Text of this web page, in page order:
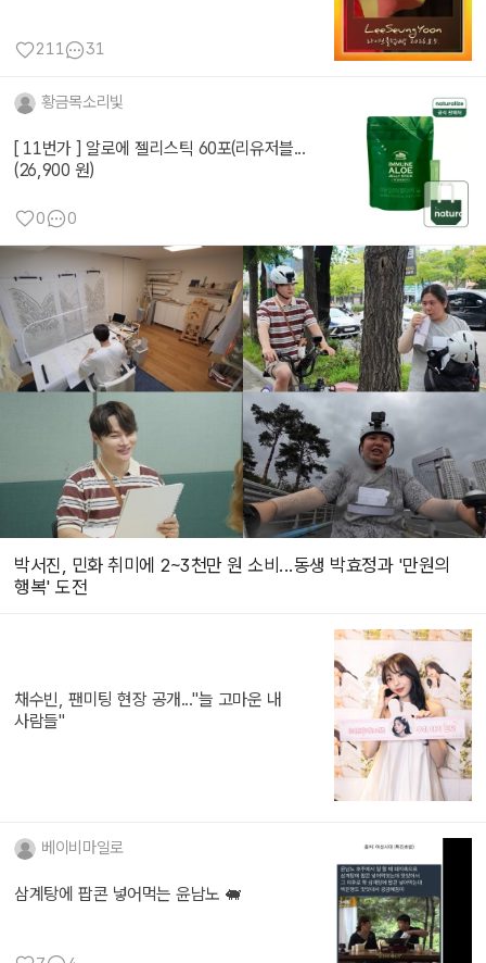
211 31
황금목소리빛
[ 11번가 ] 알로에 젤리스틱 60포(리유저블...
(26,900 원)
0 0
박서진, 민화 취미에 2~3천만 원 소비...동생 박효정과 '만원의
행복' 도전
채수빈, 팬미팅 현장 공개..."늘 고마운 내
사람들"
베이비마일로
삼계탕에 팝콘 넣어먹는 윤남노 🐖